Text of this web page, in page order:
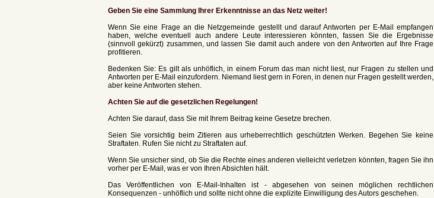
Geben Sie eine Sammlung Ihrer Erkenntnisse an das Netz weiter!
Wenn Sie eine Frage an die Netzgemeinde gestellt und darauf Antworten per E-Mail empfangen
haben, welche eventuell auch andere Leute interessieren könnten, fassen Sie die Ergebnisse
(sinnvoll gekürzt) zusammen, und lassen Sie damit auch andere von den Antworten auf Ihre Frage
profitieren.
Bedenken Sie: Es gilt als unhöflich, in einem Forum das man nicht liest, nur Fragen zu stellen und
Antworten per E-Mail einzufordern. Niemand liest gern in Foren, in denen nur Fragen gestellt werden,
aber keine Antworten stehen.
Achten Sie auf die gesetzlichen Regelungen!
Achten Sie darauf, dass Sie mit Ihrem Beitrag keine Gesetze brechen.
Seien Sie vorsichtig beim Zitieren aus urheberrechtlich geschützten Werken. Begehen Sie keine
Straftaten. Rufen Sie nicht zu Straftaten auf.
Wenn Sie unsicher sind, ob Sie die Rechte eines anderen vielleicht verletzen könnten, fragen Sie ihn
vorher per E-Mail, was er von Ihren Absichten hält.
Das Veröffentlichen von E-Mail-Inhalten ist - abgesehen von seinen möglichen rechtlichen
Konsequenzen - unhöflich und sollte nicht ohne die explizite Einwilligung des Autors geschehen.